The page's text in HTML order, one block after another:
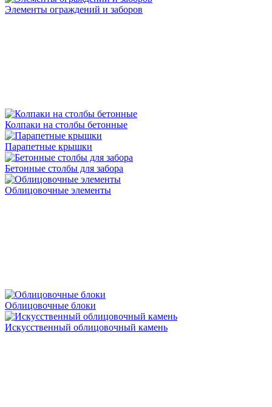
Элементы ограждений и заборов
Колпаки на столбы бетонные
Парапетные крышки
Бетонные столбы для забора
Облицовочные элементы
Облицовочные блоки
Искусственный облицовочный камень